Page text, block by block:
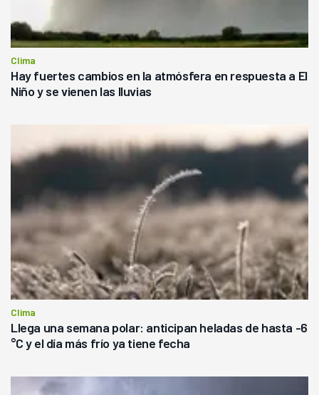
Clima
Hay fuertes cambios en la atmósfera en respuesta a El
Niño y se vienen las lluvias
Clima
Llega una semana polar: anticipan heladas de hasta -6
°C y el día más frío ya tiene fecha